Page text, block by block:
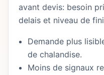
avant devis: besoin
delais et niveau de
Demande plus
de chalandise.
Moins de signaux